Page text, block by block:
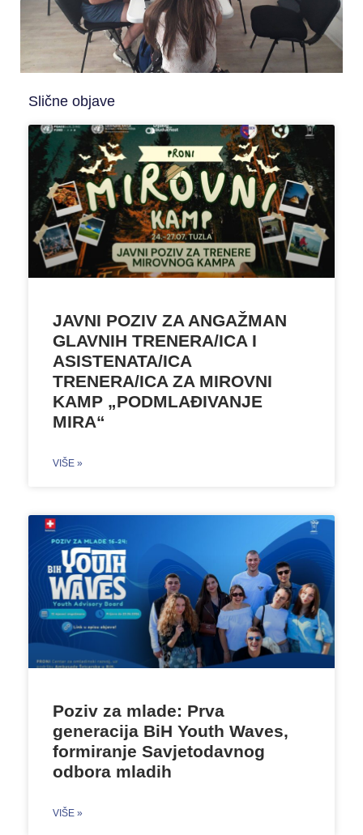
Slične objave
JAVNI POZIV ZA ANGAŽMAN
GLAVNIH TRENERA/ICA I
ASISTENATA/ICA
TRENERA/ICA ZA MIROVNI
KAMP „PODMLAĐIVANJE
MIRA“
VIŠE »
Poziv za mlade: Prva
generacija BiH Youth Waves,
formiranje Savjetodavnog
odbora mladih
VIŠE »